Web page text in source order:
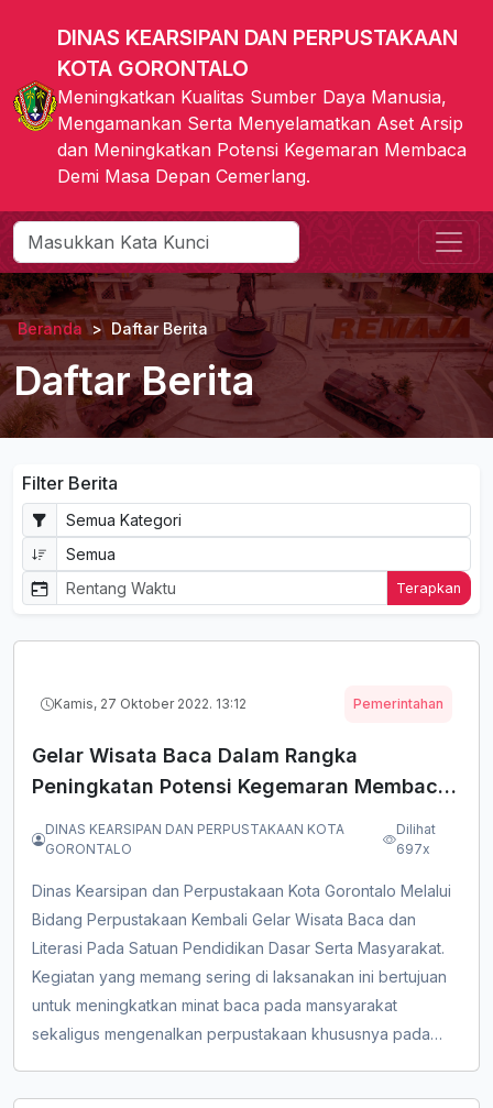
DINAS KEARSIPAN DAN PERPUSTAKAAN
KOTA GORONTALO
Meningkatkan Kualitas Sumber Daya Manusia,
Mengamankan Serta Menyelamatkan Aset Arsip
dan Meningkatkan Potensi Kegemaran Membaca
Demi Masa Depan Cemerlang.
Beranda Daftar Berita
Daftar Berita
Filter Berita
Terapkan
Kamis, 27 Oktober 2022. 13:12 Pemerintahan
Gelar Wisata Baca Dalam Rangka
Peningkatan Potensi Kegemaran Membaca
Gorontalo Tahun 2022
DINAS KEARSIPAN DAN PERPUSTAKAAN KOTA
GORONTALO
Dilihat
697x
Dinas Kearsipan dan Perpustakaan Kota Gorontalo Melalui
Bidang Perpustakaan Kembali Gelar Wisata Baca dan
Literasi Pada Satuan Pendidikan Dasar Serta Masyarakat.
Kegiatan yang memang sering di laksanakan ini bertujuan
untuk meningkatkan minat baca pada mansyarakat
sekaligus mengenalkan perpustakaan khususnya pada